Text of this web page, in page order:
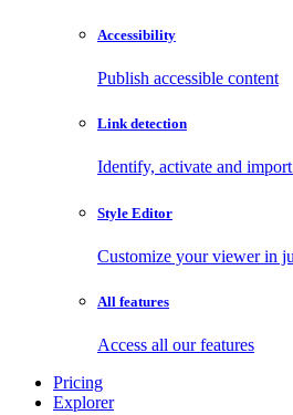
Accessibility
Publish accessible content
Link detection
Identify, activate and
Style Editor
Customize your viewer in
All features
Access all our features
Pricing
Explorer